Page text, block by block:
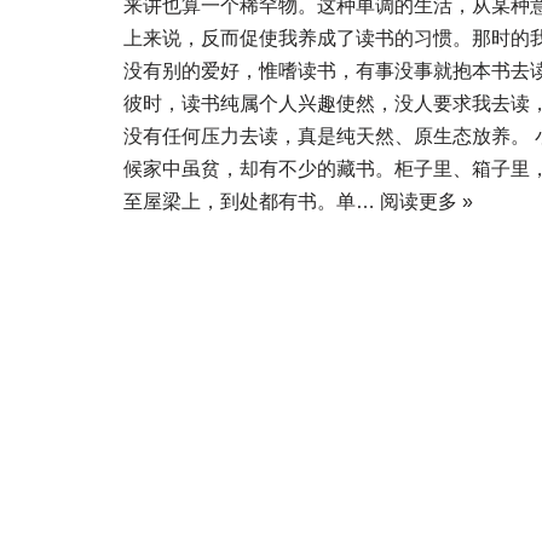
来讲也算一个稀罕物。这种单调的生活，从某种
上来说，反而促使我养成了读书的习惯。那时的
没有别的爱好，惟嗜读书，有事没事就抱本书去
彼时，读书纯属个人兴趣使然，没人要求我去读
没有任何压力去读，真是纯天然、原生态放养。
候家中虽贫，却有不少的藏书。柜子里、箱子里
至屋梁上，到处都有书。单… 阅读更多 »